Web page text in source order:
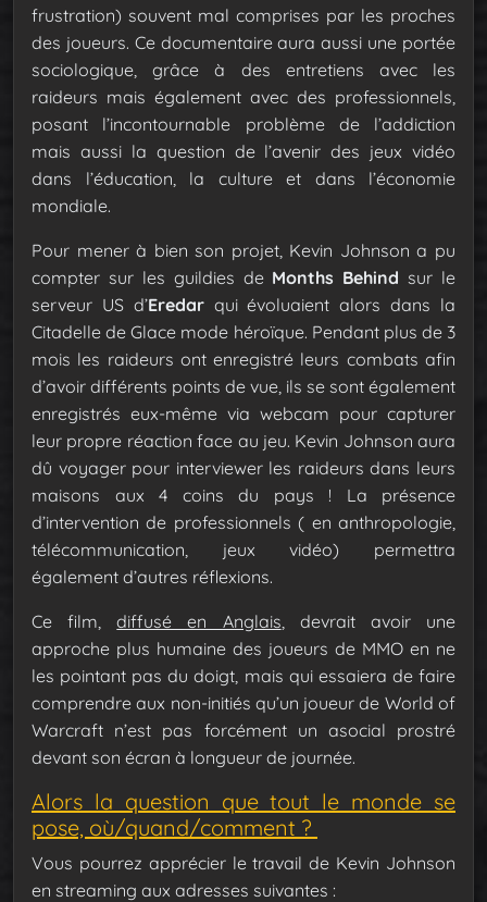
frustration) souvent mal comprises par les proches
des joueurs. Ce documentaire aura aussi une portée
sociologique, grâce à des entretiens avec les
raideurs mais également avec des professionnels,
posant l’incontournable problème de l’addiction
mais aussi la question de l’avenir des jeux vidéo
dans l’éducation, la culture et dans l’économie
mondiale.
Pour mener à bien son projet, Kevin Johnson a pu
compter sur les guildies de Months Behind sur le
serveur US d’Eredarqui évoluaient alors dans la
Citadelle de Glace mode héroïque. Pendant plus de 3
mois les raideurs ont enregistré leurs combats afin
d’avoir différents points de vue, ils se sont également
enregistrés eux-même via webcam pour capturer
leur propre réaction face au jeu. Kevin Johnson aura
dû voyager pour interviewer les raideurs dans leurs
maisons aux 4 coins du pays ! La présence
d’intervention de professionnels ( en anthropologie,
télécommunication, jeux vidéo) permettra
également d’autres réflexions.
Ce film,diffusé en Anglais , devrait avoir une
approche plus humaine des joueurs de MMO en ne
les pointant pas du doigt, mais qui essaiera de faire
comprendre aux non-initiés qu’un joueur de World of
Warcraft n’est pas forcément un asocial prostré
devant son écran à longueur de journée.
Alors la question que tout le monde se
pose, où/quand/comment ?
Vous pourrez apprécier le travail de Kevin Johnson
en streaming aux adresses suivantes :